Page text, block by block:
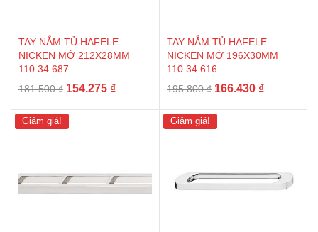
TAY NẮM TỦ HAFELE
NICKEN MỜ 212X28MM
110.34.687
181.500₫ Giá
là:
181.500 ₫.
154.275 ₫Giá
TAY NẮM TỦ HAFELE
NICKEN MỜ 196X30MM
110.34.616
195.800₫ Giá
là:
195.800 ₫.
166.430 ₫Giá
Giảm giá! Giảm giá!